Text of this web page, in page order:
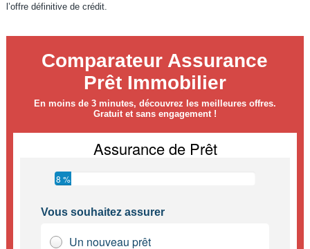
l’offre définitive de crédit.
Comparateur Assurance
Prêt Immobilier
En moins de 3 minutes, découvrez les meilleures offres.
Gratuit et sans engagement !